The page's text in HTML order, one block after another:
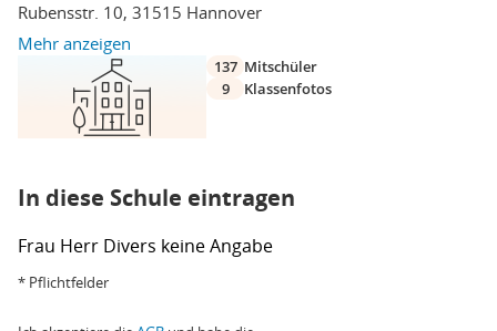
Rubensstr. 10, 31515 Hannover
Mehr anzeigen
137 Mitschüler
9
Klassenfotos
In diese Schule eintragen
Frau Herr Divers keine Angabe
* Pflichtfelder